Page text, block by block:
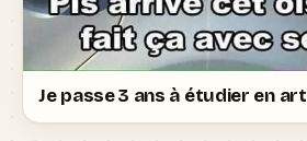
Je passe 3 ans à étudier en art